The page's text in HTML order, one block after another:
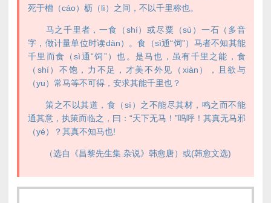
死于槽（cáo）枥（lì）之间，不以千里称也。
马之千里者，一食（shí）或尽粟（sù）一石（多音
字，做计量单位时读dàn）。食（sì通“饲”）马者不知其能
千里而食（sì通“饲”）也。是马也，虽有千里之能，食
（shí）不饱，力不足，才美不外见（xiàn），且欲与
（yu）常马等不可得，安求其能千里也？
策之不以其道，食（sì）之不能尽其材，鸣之而不能
通其意，执策而临之，曰：“天下无马！”呜呼！其真无马邪
（yé）？其真不知马也!
（选自《昌黎先生集.杂说》韩愈唐）或(韩愈文选)